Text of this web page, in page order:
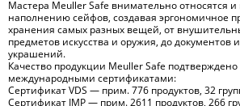
Мастера Meuller Safe внимательно относятся
наполнению сейфов, создавая эргономичное
хранения самых разных вещей, от
предметов искусства и оружия, до документов
украшений.
Качество продукции Meuller Safe
международными сертификатами:
Сертификат VDS — прим. 776 продуктов, 32
Сертификат IMP — прим. 2611 продуктов, 266